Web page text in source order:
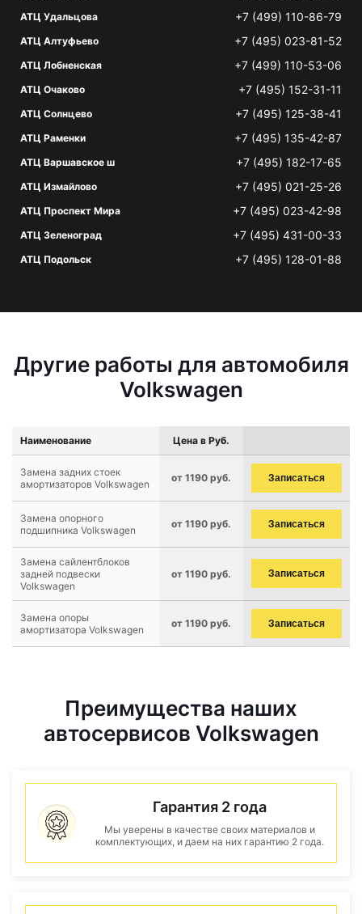
АТЦ Удальцова +7 (499) 110-86-79
АТЦ Алтуфьево +7 (495) 023-81-52
АТЦ Лобненская +7 (499) 110-53-06
АТЦ Очаково +7 (495) 152-31-11
АТЦ Солнцево +7 (495) 125-38-41
АТЦ Раменки +7 (495) 135-42-87
АТЦ Варшавское ш +7 (495) 182-17-65
АТЦ Измайлово +7 (495) 021-25-26
АТЦ Проспект Мира +7 (495) 023-42-98
АТЦ Зеленоград +7 (495) 431-00-33
АТЦ Подольск +7 (495) 128-01-88
Другие работы для автомобиля
Volkswagen
Наименование Цена в Руб.
Замена задних стоек
амортизаторов Volkswagen
от 1190 руб. Записаться
Замена опорного
подшипника Volkswagen
от 1190 руб. Записаться
Замена сайлентблоков
задней подвески
Volkswagen
от 1190 руб. Записаться
Замена опоры
амортизатора Volkswagen
от 1190 руб. Записаться
Преимущества наших
автосервисов Volkswagen
Гарантия 2 года
Мы уверены в качестве своих материалов и
комплектующих, и даем на них гарантию 2 года.